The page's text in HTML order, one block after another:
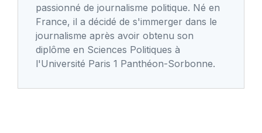
passionné de journalisme politique. Né en
France, il a décidé de s'immerger dans le
journalisme après avoir obtenu son
diplôme en Sciences Politiques à
l'Université Paris 1 Panthéon-Sorbonne.